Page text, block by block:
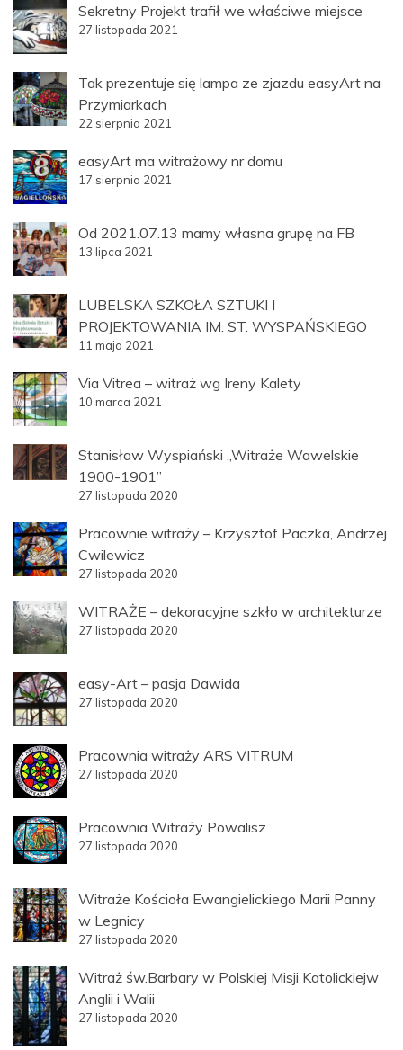
Sekretny Projekt trafił we właściwe miejsce
27 listopada 2021
Tak prezentuje się lampa ze zjazdu easyArt na
Przymiarkach
22 sierpnia 2021
easyArt ma witrażowy nr domu
17 sierpnia 2021
Od 2021.07.13 mamy własna grupę na FB
13 lipca 2021
LUBELSKA SZKOŁA SZTUKI I
PROJEKTOWANIA IM. ST. WYSPAŃSKIEGO
11 maja 2021
Via Vitrea – witraż wg Ireny Kalety
10 marca 2021
Stanisław Wyspiański „Witraże Wawelskie
1900-1901”
27 listopada 2020
Pracownie witraży – Krzysztof Paczka, Andrzej
Cwilewicz
27 listopada 2020
WITRAŻE – dekoracyjne szkło w architekturze
27 listopada 2020
easy-Art – pasja Dawida
27 listopada 2020
Pracownia witraży ARS VITRUM
27 listopada 2020
Pracownia Witraży Powalisz
27 listopada 2020
Witraże Kościoła Ewangielickiego Marii Panny
w Legnicy
27 listopada 2020
Witraż św.Barbary w Polskiej Misji Katolickiejw
Anglii i Walii
27 listopada 2020